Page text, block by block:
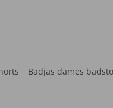
Badjas dames